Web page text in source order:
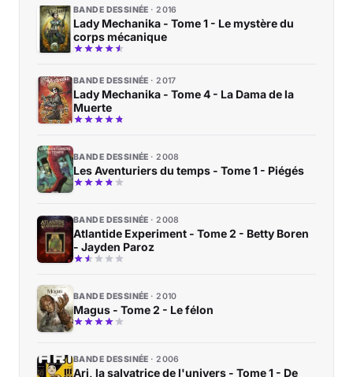
BANDE DESSINÉE 2016
Lady Mechanika - Tome 1 - Le mystère du
corps mécanique
BANDE DESSINÉE 2017
Lady Mechanika - Tome 4 - La Dama de la
Muerte
BANDE DESSINÉE 2008
Les Aventuriers du temps - Tome 1 - Piégés
BANDE DESSINÉE 2008
Atlantide Experiment - Tome 2 - Betty Boren
- Jayden Paroz
BANDE DESSINÉE 2010
Magus - Tome 2 - Le félon
BANDE DESSINÉE 2006
Ari, la salvatrice de l'univers - Tome 1 - De